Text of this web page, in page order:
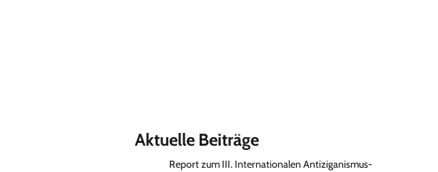
Aktuelle Beiträge
Report zum III. Internationalen Antiziganismus-